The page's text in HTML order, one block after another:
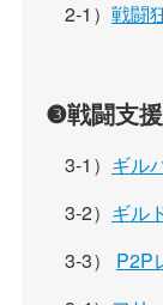
2-1） 戦闘
❸戦闘支援
3-1） ギル
3-2） ギル
3-3） P2P